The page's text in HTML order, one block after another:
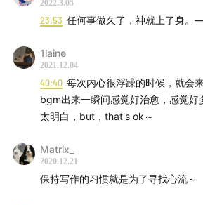
2022.3.05
23:53
1laine
2021.12.04
40:40 每次内心很浮躁的时候，就会
bgm出来一瞬间感觉好治愈，感觉好
太明白，but，that's ok～
Matrix_
2020.12.21
保持写作的习惯就是为了寻找心流～